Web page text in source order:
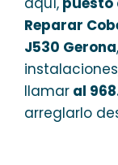
Reparar
J530 Gerona
llamar al
arreglarlo